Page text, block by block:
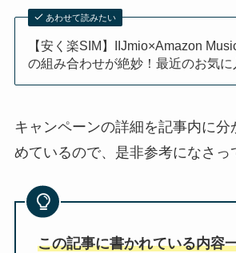
あわせて読みたい
【安く楽SIM】IIJmio×Amazon
の組み合わせが絶妙！最近のお気に
キャンペーンの詳細を記事内に分
めているので、是非参考になさっ
この記事に書かれている内容